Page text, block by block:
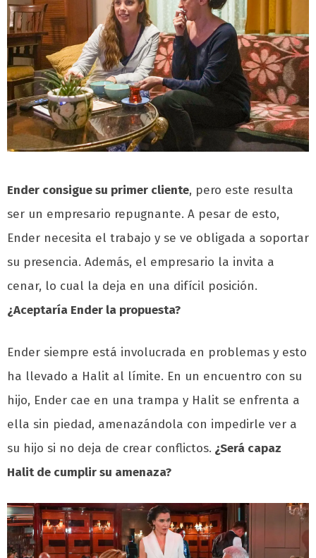
Ender consigue su primer cliente, pero este resulta
ser un empresario repugnante. A pesar de esto,
Ender necesita el trabajo y se ve obligada a soportar
su presencia. Además, el empresario la invita a
cenar, lo cual la deja en una difícil posición.
¿Aceptaría Ender la propuesta?
Ender siempre está involucrada en problemas y esto
ha llevado a Halit al límite. En un encuentro con su
hijo, Ender cae en una trampa y Halit se enfrenta a
ella sin piedad, amenazándola con impedirle ver a
su hijo si no deja de crear conflictos. ¿Será capaz
Halit de cumplir su amenaza?